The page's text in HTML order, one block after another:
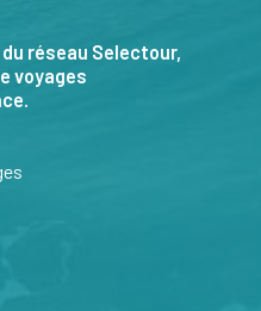
réseau Selectour,
voyages